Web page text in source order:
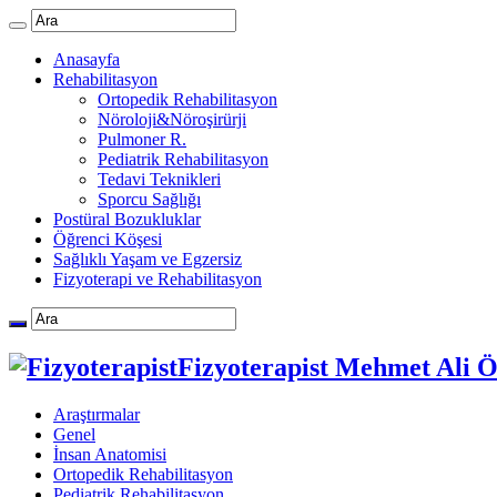
Anasayfa
Rehabilitasyon
Ortopedik Rehabilitasyon
Nöroloji&Nöroşirürji
Pulmoner R.
Pediatrik Rehabilitasyon
Tedavi Teknikleri
Sporcu Sağlığı
Postüral Bozukluklar
Öğrenci Köşesi
Sağlıklı Yaşam ve Egzersiz
Fizyoterapi ve Rehabilitasyon
Fizyoterapist Mehmet Ali
Araştırmalar
Genel
İnsan Anatomisi
Ortopedik Rehabilitasyon